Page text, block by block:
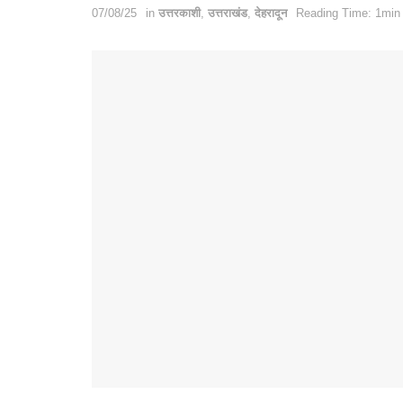
07/08/25 in उत्तरकाशी, उत्तराखंड, देहरादून Reading Time: 1min